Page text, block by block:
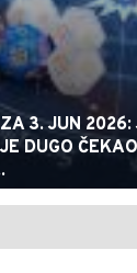
3. JUN
DUGO